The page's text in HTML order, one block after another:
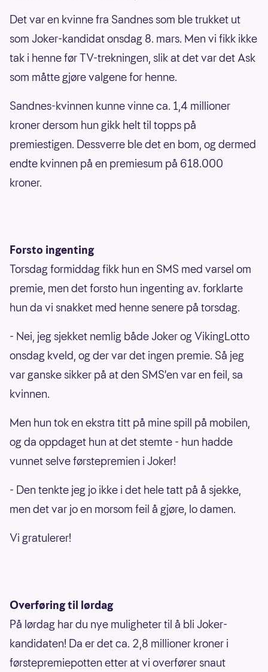
Det var en kvinne fra Sandnes som ble trukket ut
som Joker-kandidat onsdag 8. mars. Men vi fikk ikke
tak i henne før TV-trekningen, slik at det var det Ask
som måtte gjøre valgene for henne.
Sandnes-kvinnen kunne vinne ca. 1,4 millioner
kroner dersom hun gikk helt til topps på
premiestigen. Dessverre ble det en bom, og dermed
endte kvinnen på en premiesum på 618.000
kroner.
Forsto ingenting
Torsdag formiddag fikk hun en SMS med varsel om
premie, men det forsto hun ingenting av. forklarte
hun da vi snakket med henne senere på torsdag.
- Nei, jeg sjekket nemlig både Joker og VikingLotto
onsdag kveld, og der var det ingen premie. Så jeg
var ganske sikker på at den SMS'en var en feil, sa
kvinnen.
Men hun tok en ekstra titt på mine spill på mobilen,
og da oppdaget hun at det stemte - hun hadde
vunnet selve førstepremien i Joker!
- Den tenkte jeg jo ikke i det hele tatt på å sjekke,
men det var jo en morsom feil å gjøre, lo damen.
Vi gratulerer!
Overføring til lørdag
På lørdag har du nye muligheter til å bli Joker-
kandidaten! Da er det ca. 2,8 millioner kroner i
førstepremiepotten etter at vi overfører snaut